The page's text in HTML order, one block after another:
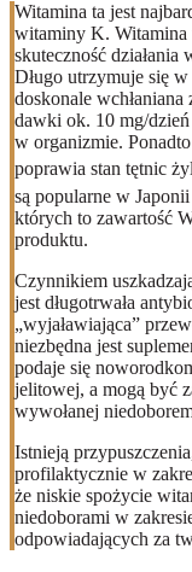
Witamina ta jest
witaminy K. Witamina
skuteczność
Długo utrzymuje się
doskonale
dawki ok. 10 mg/
w organizmie.
poprawia stan tętnic
są popularne w
których to zawartość
produktu.
Czynnikiem
jest długotrwała
„wyjaławiająca”
niezbędna jest
podaje się
jelitowej, a mogą być
wywołanej
Istnieją
profilaktycznie w
że niskie spożycie
niedoborami w
odpowiadających za